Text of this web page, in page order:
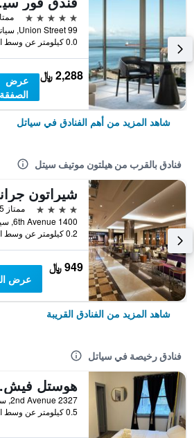
5 نجوم
ممتاز
0.0 كيلومتر عن وسط المدينة
2,288 ﷼
عرض
الصفقة
شاهد المزيد من أهم الفنادق في سياتل
فنادق بالقرب من هيلتون موتيف سيتل
4 نجوم
ممتاز 8.5
0.2 كيلومتر عن وسط المدينة
949 ﷼
عرض
شاهد المزيد من الفنادق القريبة
فنادق رخيصة في سياتل
0.5 كيلومتر عن وسط المدينة